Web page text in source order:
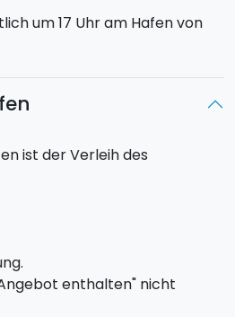
um 17 Uhr am Hafen von
ist unabhängig von der
der sizilianischen
von La Cala, Palermo
ist der Verleih des
enthalten" nicht